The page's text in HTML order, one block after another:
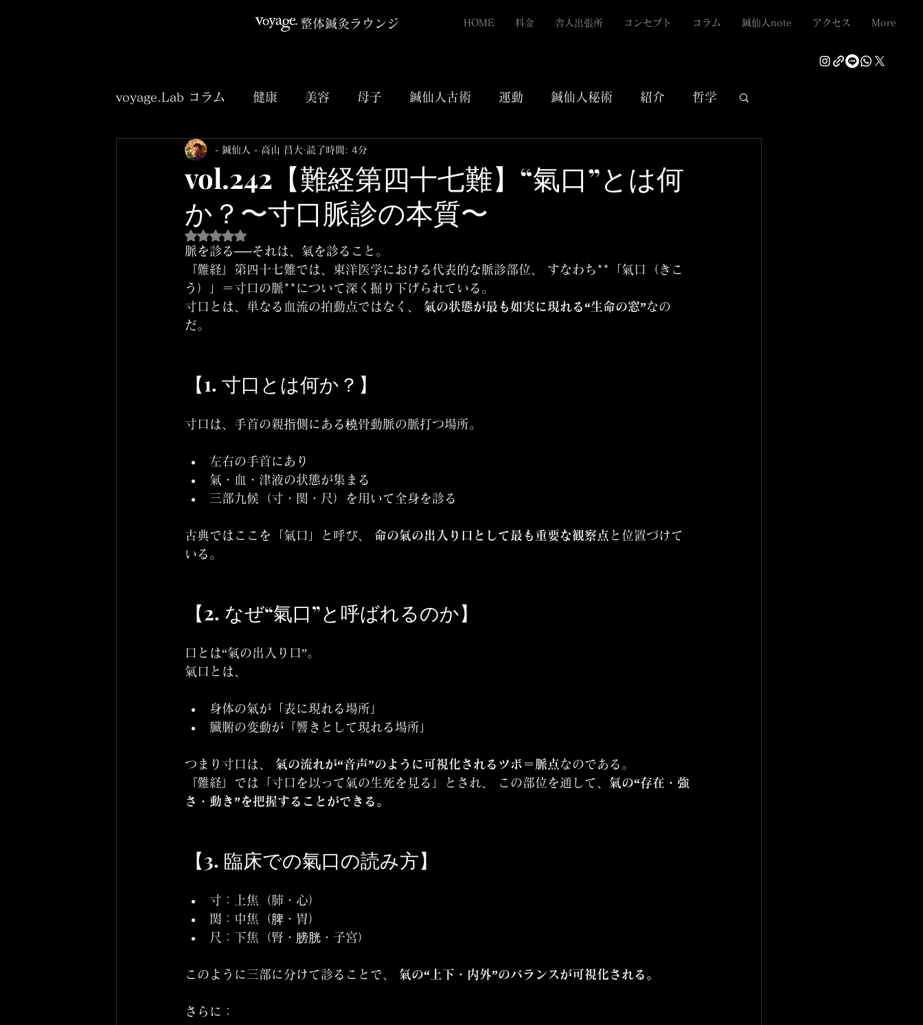
整体鍼灸ラウンジ HOME 料金 舎人出張所 コンセプト コラム 鍼仙人note アクセス More
voyage.Lab コラム 健康 美容 母子 鍼仙人古術 運動 鍼仙人秘術 紹介 哲学
アニメ 小説
vol.242【難経第四十七難】“氣口”とは何
か？〜寸口脈診の本質〜
- 鍼仙人 - 高山 昌大 読了時間: 4分
5つ星のうちNaNと評価されています。
脈を診る──それは、氣を診ること。
『難経』第四十七難では、東洋医学における代表的な脈診部位、 すなわち**「氣口（きこ
う）」＝寸口の脈**について深く掘り下げられている。
寸口とは、単なる血流の拍動点ではなく、 氣の状態が最も如実に現れる“生命の窓”なの
だ。
【1. 寸口とは何か？】
寸口は、手首の親指側にある橈骨動脈の脈打つ場所。
左右の手首にあり
氣・血・津液の状態が集まる
三部九候（寸・関・尺）を用いて全身を診る
古典ではここを「氣口」と呼び、 命の氣の出入り口として最も重要な観察点 と位置づけて
いる。
【2. なぜ“氣口”と呼ばれるのか】
口とは“氣の出入り口”。
氣口とは、
身体の氣が「表に現れる場所」
臓腑の変動が「響きとして現れる場所」
つまり寸口は、 氣の流れが“音声”のように可視化されるツボ＝脈点なのである。
『難経』では「寸口を以って氣の生死を見る」とされ、 この部位を通して、 氣の“存在・強
さ・動き”を把握することができる。
【3. 臨床での氣口の読み方】
寸：上焦（肺・心）
関：中焦（脾・胃）
尺：下焦（腎・膀胱・子宮）
このように三部に分けて診ることで、 氣の“上下・内外”のバランスが可視化される。
さらに：